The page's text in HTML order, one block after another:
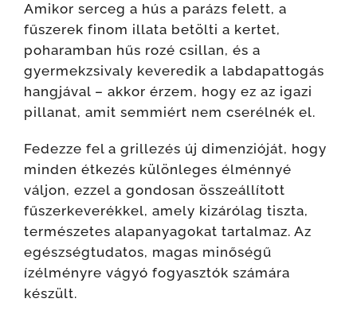
Amikor serceg a hús a parázs felett, a
fűszerek finom illata betölti a kertet,
poharamban hűs rozé csillan, és a
gyermekzsivaly keveredik a labdapattogás
hangjával – akkor érzem, hogy ez az igazi
pillanat, amit semmiért nem cserélnék el.
Fedezze fel a grillezés új dimenzióját, hogy
minden étkezés különleges élménnyé
váljon, ezzel a gondosan összeállított
fűszerkeverékkel, amely kizárólag tiszta,
természetes alapanyagokat tartalmaz. Az
egészségtudatos, magas minőségű
ízélményre vágyó fogyasztók számára
készült.